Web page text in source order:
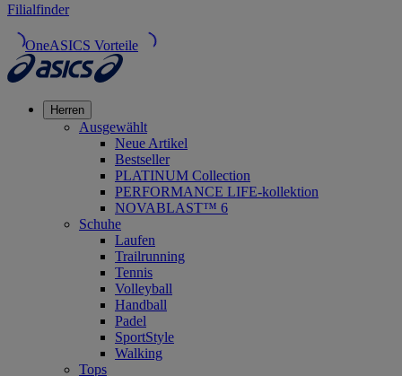
Filialfinder
OneASICS Vorteile
Herren
Ausgewählt
Neue Artikel
Bestseller
PLATINUM Collection
PERFORMANCE LIFE-kollektion
NOVABLAST™ 6
Schuhe
Laufen
Trailrunning
Tennis
Volleyball
Handball
Padel
SportStyle
Walking
Tops